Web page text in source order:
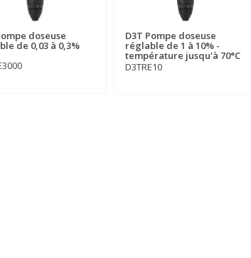
doseuse
de 0,03 à 0,3%
D3T Pompe doseuse
réglable de 1 à 10% -
température jusqu'à 70°C
D3TRE10